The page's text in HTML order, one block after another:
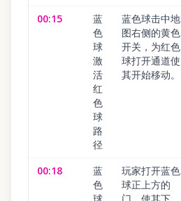
00:15
蓝
色
球
激
活
红
色
球
路
径
蓝色球击中地
图右侧的黄色
开关，为红色
球打开通道使
其开始移动。
00:18
蓝
色
玩家打开蓝色
球正上方的